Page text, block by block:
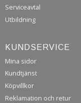
Serviceavtal
Utbildning
KUNDSERVICE
Mina sidor
Kundtjänst
Köpvillkor
Reklamation och retur